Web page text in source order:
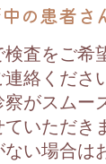
の患者さ
検査をご希
絡くださ
察がスムー
いただき
ない場合は